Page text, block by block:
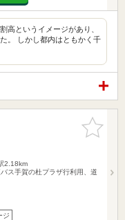
高というイメージがあり、
。 しかし都内はともかく千
お気に入
りに追加
2.18km
ス手賀の杜プラザ行利用、道
ジ